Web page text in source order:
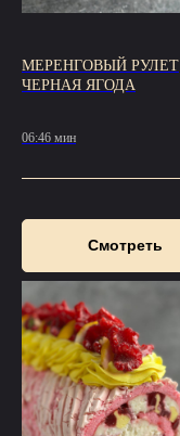
МЕРЕНГОВЫЙ РУЛЕТ
ЧЕРНАЯ ЯГОДА
06:46 мин
Смотреть